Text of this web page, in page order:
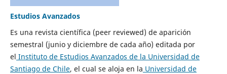
Estudios Avanzados
Es una revista científica (peer reviewed) de aparición
semestral (junio y diciembre de cada año) editada por
el Instituto de Estudios Avanzados de la Universidad de
Santiago de Chile, el cual se aloja en la Universidad de